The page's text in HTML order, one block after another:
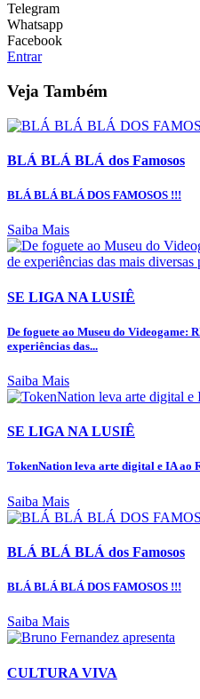
Telegram
Whatsapp
Facebook
Entrar
Veja Também
BLÁ BLÁ BLÁ dos Famosos
BLÁ BLÁ BLÁ DOS FAMOSOS !!!
Saiba Mais
SE LIGA NA LUSIÊ
De foguete ao Museu do Videogame:
experiências das...
Saiba Mais
SE LIGA NA LUSIÊ
TokenNation leva arte digital e IA ao
Saiba Mais
BLÁ BLÁ BLÁ dos Famosos
BLÁ BLÁ BLÁ DOS FAMOSOS !!!
Saiba Mais
CULTURA VIVA